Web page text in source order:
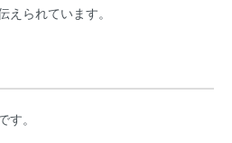
られています。
。